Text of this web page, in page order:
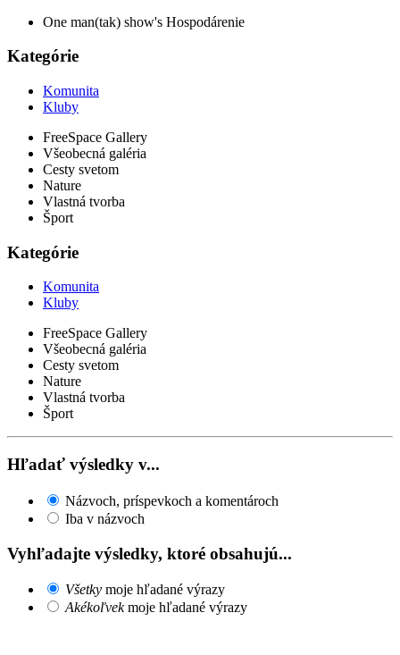
One man(tak) show's Hospodárenie
Kategórie
Komunita
Kluby
FreeSpace Gallery
Všeobecná galéria
Cesty svetom
Nature
Vlastná tvorba
Šport
Kategórie
Komunita
Kluby
FreeSpace Gallery
Všeobecná galéria
Cesty svetom
Nature
Vlastná tvorba
Šport
Hľadať výsledky v...
Názvoch, príspevkoch a komentároch
Iba v názvoch
Vyhľadajte výsledky, ktoré obsahujú...
Všetky moje hľadané výrazy
Akékoľvekmoje hľadané výrazy